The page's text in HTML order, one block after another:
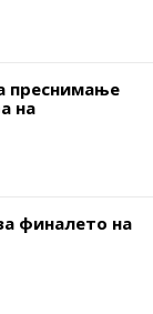
преснимање
на
финалето на